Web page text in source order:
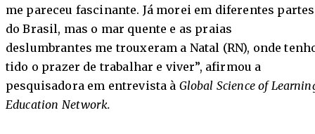
me pareceu fascinante. Já morei em diferentes partes
do Brasil, mas o mar quente e as praias
deslumbrantes me trouxeram a Natal (RN), onde
tido o prazer de trabalhar e viver”, afirmou a
pesquisadora em entrevista à Global Science of
Education Network.